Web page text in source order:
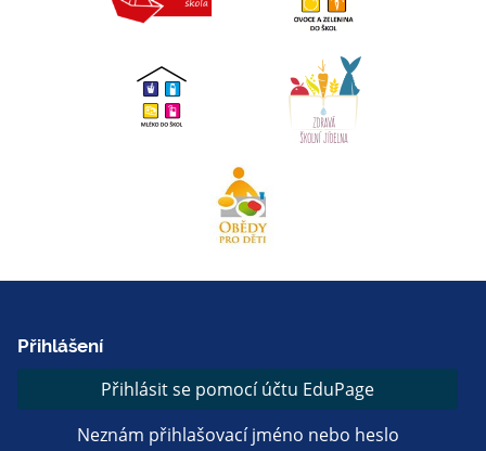
Přihlášení
Přihlásit se pomocí účtu EduPage
Neznám přihlašovací jméno nebo heslo